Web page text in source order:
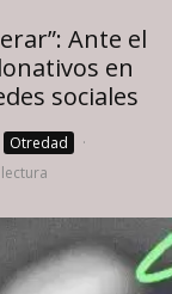
Ante el
en
sociales
Otredad
·